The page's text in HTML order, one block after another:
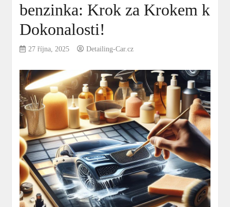
benzinka: Krok za Krokem k
Dokonalosti!
27 října, 2025 Detailing-Car.cz